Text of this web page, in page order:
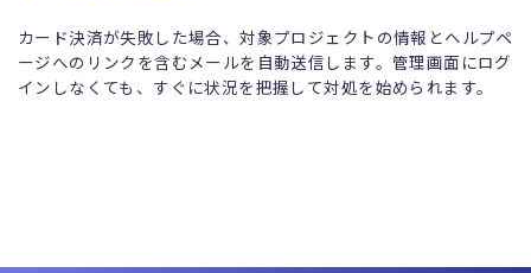
カード決済が失敗した場合、対象プロジェクトの情報とヘルプペ
ージへのリンクを含むメールを自動送信します。管理画面にログ
インしなくても、すぐに状況を把握して対処を始められます。